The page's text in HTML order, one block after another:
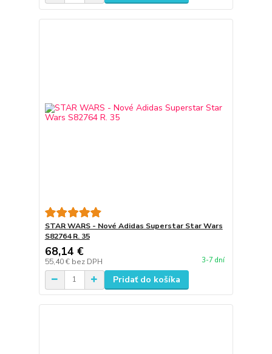
STAR WARS - Nové Adidas Superstar Star Wars
S82764 R. 35
68,14 €
55,40 € bez DPH 3-7 dní
Pridať do košíka